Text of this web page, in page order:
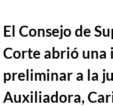
El Consejo de
Corte abrió una
preliminar a la
Auxiliadora,